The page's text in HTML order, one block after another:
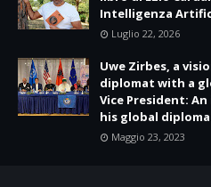
Intelligenza
Luglio 22, 2026
Uwe Zirbes, a
diplomat with a
Vice President:
his global
Maggio 23, 2023